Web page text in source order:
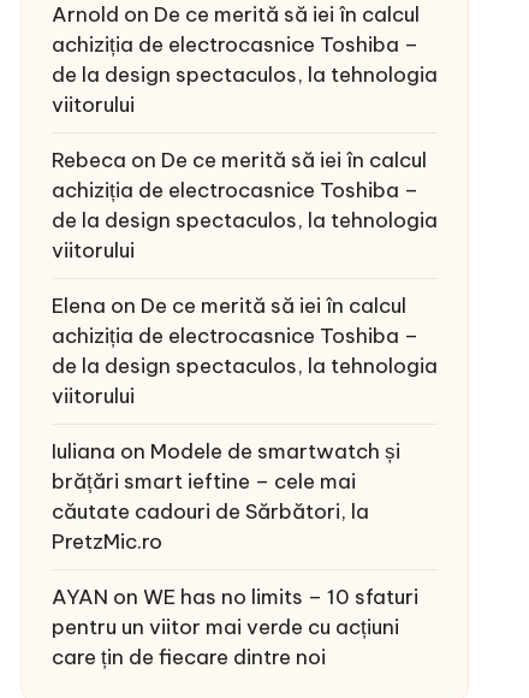
Arnold on De ce merită să iei în calcul
achiziția de electrocasnice Toshiba –
de la design spectaculos, la tehnologia
viitorului
Rebeca on De ce merită să iei în calcul
achiziția de electrocasnice Toshiba –
de la design spectaculos, la tehnologia
viitorului
Elena on De ce merită să iei în calcul
achiziția de electrocasnice Toshiba –
de la design spectaculos, la tehnologia
viitorului
Iuliana on Modele de smartwatch și
brățări smart ieftine – cele mai
căutate cadouri de Sărbători, la
PretzMic.ro
AYAN on WE has no limits – 10 sfaturi
pentru un viitor mai verde cu acțiuni
care țin de fiecare dintre noi